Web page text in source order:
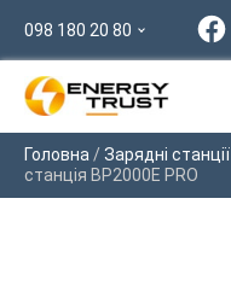
098 180 20 80
Головна /Зарядні станції
станція ВР2000Е PRO